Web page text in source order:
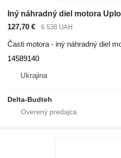
127,70 € 6 538 UAH
Časti motora - iný náhradný diel
14589140
Ukrajina
Delta-Budteh